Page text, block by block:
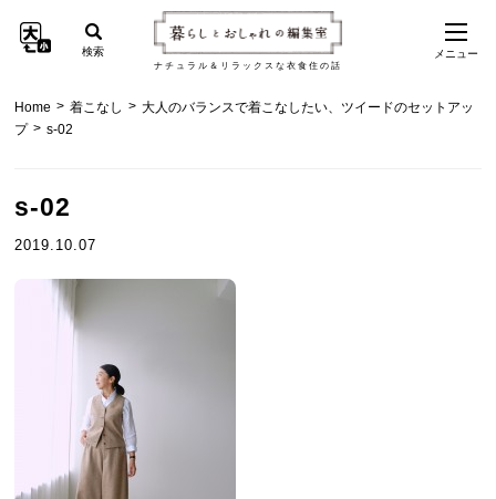
ナチュラル＆リラックスな衣食住の話
検索 メニュー
Home > 着こなし > 大人のバランスで着こなしたい、ツイードのセットアッ
プ > s-02
s-02
2019.10.07